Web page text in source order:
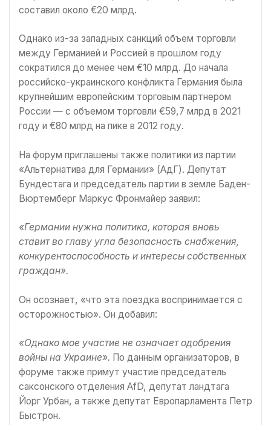
составил около €20 млрд.
Однако из-за западных санкций объем торговли
между Германией и Россией в прошлом году
сократился до менее чем €10 млрд. До начала
российско-украинского конфликта Германия была
крупнейшим европейским торговым партнером
России — с объемом торговли €59,7 млрд в 2021
году и €80 млрд на пике в 2012 году.
На форум приглашены также политики из партии
«Альтернатива для Германии» (АдГ). Депутат
Бундестага и председатель партии в земле Баден-
Вюртемберг Маркус Фронмайер заявил:
«Германии нужна политика, которая вновь
ставит во главу угла безопасность снабжения,
конкурентоспособность и интересы собственных
граждан».
Он осознает, «что эта поездка воспринимается с
осторожностью». Он добавил:
«Однако мое участие не означает одобрения
войны на Украине». По данным организаторов, в
форуме также примут участие председатель
саксонского отделения AfD, депутат ландтага
Йорг Урбан, а также депутат Европарламента Петр
Быстрон.